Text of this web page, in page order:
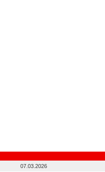
07.03.2026